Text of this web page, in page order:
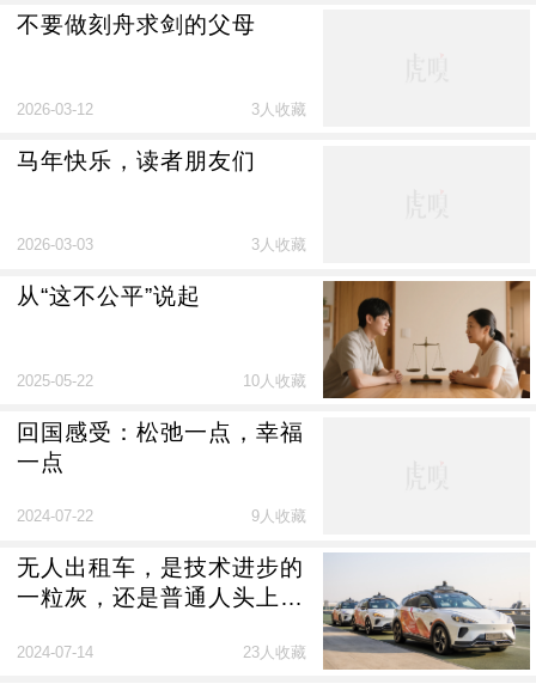
不要做刻舟求剑的父母
2026-03-12 3人收藏
马年快乐，读者朋友们
2026-03-03 3人收藏
从“这不公平”说起
2025-05-22 10人收藏
回国感受：松弛一点，幸福
一点
2024-07-22 9人收藏
无人出租车，是技术进步的
一粒灰，还是普通人头上的
2024-07-14 23人收藏